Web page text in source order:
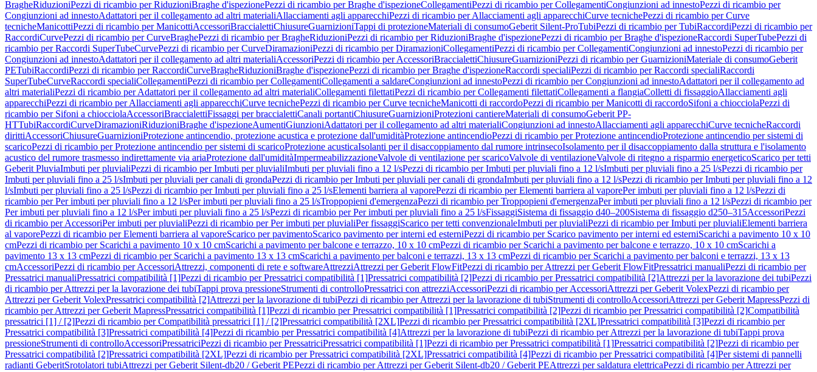
BragheRiduzioniPezzi di ricambio per RiduzioniBraghe d'ispezionePezzi di ricambio per Braghe d'ispezioneCollegamentiPezzi di ricambio per CollegamentiCongiunzioni ad innestoPezzi di ricambio per
Congiunzioni ad innestoAdattatori per il collegamento ad altri materialiAllacciamenti agli apparecchiPezzi di ricambio per Allacciamenti agli apparecchiCurve tecnichePezzi di ricambio per Curve
tecnicheManicottiPezzi di ricambio per ManicottiAccessoriBraccialettiChiusureGuarnizioniTappi di protezioneMateriali di consumoGeberit Silent-ProTubiPezzi di ricambio per TubiRaccordiPezzi di ricambio per
RaccordiCurvePezzi di ricambio per CurveBraghePezzi di ricambio per BragheRiduzioniPezzi di ricambio per RiduzioniBraghe d'ispezionePezzi di ricambio per Braghe d'ispezioneRaccordi SuperTubePezzi di
ricambio per Raccordi SuperTubeCurvePezzi di ricambio per CurveDiramazioniPezzi di ricambio per DiramazioniCollegamentiPezzi di ricambio per CollegamentiCongiunzioni ad innestoPezzi di ricambio per
Congiunzioni ad innestoAdattatori per il collegamento ad altri materialiAccessoriPezzi di ricambio per AccessoriBraccialettiChiusureGuarnizioniPezzi di ricambio per GuarnizioniMateriale di consumoGeberit
PETubiRaccordiPezzi di ricambio per RaccordiCurveBragheRiduzioniBraghe d'ispezionePezzi di ricambio per Braghe d'ispezioneRaccordi specialiPezzi di ricambio per Raccordi specialiRaccordi
SuperTubeCurveRaccordi specialiCollegamentiPezzi di ricambio per CollegamentiCollegamenti a saldareCongiunzioni ad innestoPezzi di ricambio per Congiunzioni ad innestoAdattatori per il collegamento ad
altri materialiPezzi di ricambio per Adattatori per il collegamento ad altri materialiCollegamenti filettatiPezzi di ricambio per Collegamenti filettatiCollegamenti a flangiaColletti di fissaggioAllacciamenti agli
apparecchiPezzi di ricambio per Allacciamenti agli apparecchiCurve tecnichePezzi di ricambio per Curve tecnicheManicotti di raccordoPezzi di ricambio per Manicotti di raccordoSifoni a chiocciolaPezzi di
ricambio per Sifoni a chiocciolaAccessoriBraccialettiFissaggi per braccialettiCanali portantiChiusureGuarnizioniProtezioni cantiereMateriali di consumoGeberit PP-
HTTubiRaccordiCurveDiramazioniRiduzioniBraghe d'ispezioneAumentiGiunzioniAdattatori per il collegamento ad altri materialiCongiunzioni ad innestoAllacciamenti agli apparecchiCurve tecnicheRaccordi
dirittiAccessoriChiusureGuarnizioniProtezione antincendio, protezione acustica e protezione dall'umiditàProtezione antincendioPezzi di ricambio per Protezione antincendioProtezione antincendio per sistemi di
scaricoPezzi di ricambio per Protezione antincendio per sistemi di scaricoProtezione acusticaIsolanti per il disaccoppiamento dal rumore intrinsecoIsolamento per il disaccoppiamento dalla struttura e l'isolamento
acustico del rumore trasmesso indirettamente via ariaProtezione dall'umiditàImpermeabilizzazioneValvole di ventilazione per scaricoValvole di ventilazioneValvole di ritegno a risparmio energeticoScarico per tetti
Geberit PluviaImbuti per pluvialiPezzi di ricambio per Imbuti per pluvialiImbuti per pluviali fino a 12 l/sPezzi di ricambio per Imbuti per pluviali fino a 12 l/sImbuti per pluviali fino a 25 l/sPezzi di ricambio per
Imbuti per pluviali fino a 25 l/sImbuti per pluviali per canali di grondaPezzi di ricambio per Imbuti per pluviali per canali di grondaImbuti per pluviali fino a 12 l/sPezzi di ricambio per Imbuti per pluviali fino a 12
l/sImbuti per pluviali fino a 25 l/sPezzi di ricambio per Imbuti per pluviali fino a 25 l/sElementi barriera al vaporePezzi di ricambio per Elementi barriera al vaporePer imbuti per pluviali fino a 12 l/sPezzi di
ricambio per Per imbuti per pluviali fino a 12 l/sPer imbuti per pluviali fino a 25 l/sTroppopieni d'emergenzaPezzi di ricambio per Troppopieni d'emergenzaPer imbuti per pluviali fino a 12 l/sPezzi di ricambio per
Per imbuti per pluviali fino a 12 l/sPer imbuti per pluviali fino a 25 l/sPezzi di ricambio per Per imbuti per pluviali fino a 25 l/sFissaggiSistema di fissaggio d40–200Sistema di fissaggio d250–315AccessoriPezzi
di ricambio per AccessoriPer imbuti per pluvialiPezzi di ricambio per Per imbuti per pluvialiPer fissaggiScarico per tetti convenzionaleImbuti per pluvialiPezzi di ricambio per Imbuti per pluvialiElementi barriera
al vaporePezzi di ricambio per Elementi barriera al vaporeScarico per pavimentoScarico pavimento per interni ed esterniPezzi di ricambio per Scarico pavimento per interni ed esterniScarichi a pavimento 10 x 10
cmPezzi di ricambio per Scarichi a pavimento 10 x 10 cmScarichi a pavimento per balcone e terrazzo, 10 x 10 cmPezzi di ricambio per Scarichi a pavimento per balcone e terrazzo, 10 x 10 cmScarichi a
pavimento 13 x 13 cmPezzi di ricambio per Scarichi a pavimento 13 x 13 cmScarichi a pavimento per balconi e terrazzi, 13 x 13 cmPezzi di ricambio per Scarichi a pavimento per balconi e terrazzi, 13 x 13
cmAccessoriPezzi di ricambio per AccessoriAttrezzi, componenti di rete e softwareAttrezziAttrezzi per Geberit FlowFitPezzi di ricambio per Attrezzi per Geberit FlowFitPressatrici manualiPezzi di ricambio per
Pressatrici manualiPressatrici compatibilità [1]Pezzi di ricambio per Pressatrici compatibilità [1]Pressatrici compatibilità [2]Pezzi di ricambio per Pressatrici compatibilità [2]Attrezzi per la lavorazione dei tubiPezzi
di ricambio per Attrezzi per la lavorazione dei tubiTappi prova pressioneStrumenti di controlloPressatrici con attrezziAccessoriPezzi di ricambio per AccessoriAttrezzi per Geberit VolexPezzi di ricambio per
Attrezzi per Geberit VolexPressatrici compatibilità [2]Attrezzi per la lavorazione di tubiPezzi di ricambio per Attrezzi per la lavorazione di tubiStrumenti di controlloAccessoriAttrezzi per Geberit MapressPezzi di
ricambio per Attrezzi per Geberit MapressPressatrici compatibilità [1]Pezzi di ricambio per Pressatrici compatibilità [1]Pressatrici compatibilità [2]Pezzi di ricambio per Pressatrici compatibilità [2]Compatibilità
pressatrici [1] / [2]Pezzi di ricambio per Compatibilità pressatrici [1] / [2]Pressatrici compatibilità [2XL]Pezzi di ricambio per Pressatrici compatibilità [2XL]Pressatrici compatibilità [3]Pezzi di ricambio per
Pressatrici compatibilità [3]Pressatrici compatibilità [4]Pezzi di ricambio per Pressatrici compatibilità [4]Attrezzi per la lavorazione di tubiPezzi di ricambio per Attrezzi per la lavorazione di tubiTappi prova
pressioneStrumenti di controlloAccessoriPressatriciPezzi di ricambio per PressatriciPressatrici compatibilità [1]Pezzi di ricambio per Pressatrici compatibilità [1]Pressatrici compatibilità [2]Pezzi di ricambio per
Pressatrici compatibilità [2]Pressatrici compatibilità [2XL]Pezzi di ricambio per Pressatrici compatibilità [2XL]Pressatrici compatibilità [4]Pezzi di ricambio per Pressatrici compatibilità [4]Per sistemi di pannelli
radianti GeberitSrotolatori tubiAttrezzi per Geberit Silent-db20 / Geberit PEPezzi di ricambio per Attrezzi per Geberit Silent-db20 / Geberit PEAttrezzi per saldatura elettricaPezzi di ricambio per Attrezzi per